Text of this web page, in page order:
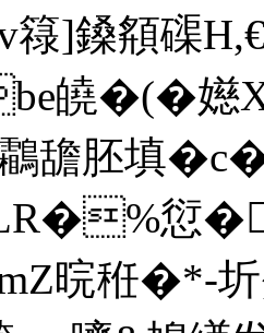
簶]鎟 頯磲
皢�(�
舚胚填
愆
晥秹�*-圻